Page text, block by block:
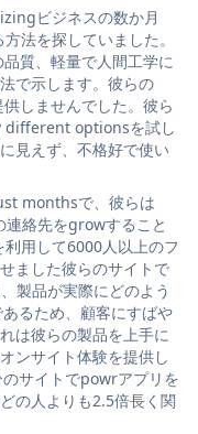
ビジネスの数か月
法を探していました。
質、軽量で人間工学に
で示します。彼らの
しませんでした。彼ら
different optionsを試し
見えず、不格好で使い
monthsで、彼らは
絡先をgrowすること
用して6000人以上のフ
ました彼らのサイトで
製品が実際にどのよう
るため、顧客にすばや
は彼らの製品を上手に
ンサイト体験を提供し
サイトでpowrアプリを
の人よりも2.5倍長く関